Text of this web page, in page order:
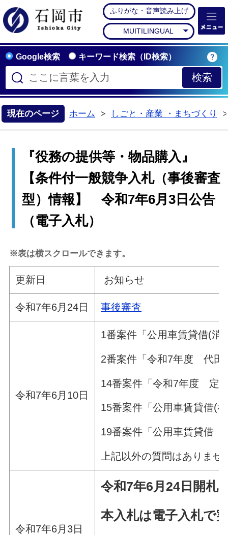
石岡市公式ホームペー
ふりがな・音声読み上げ
MUITILINGUAL
Google検索 キーワード検索（ID検索）
現在のページ ホーム
しごと・産業 ・まちづくり
『役務の提供等・物品購入』
【条件付一般競争入札（事後審査
型）情報】 令和7年6月3日公告
（電子入札）
※表は横スクロールできます。
更新日 お知らせ
令和7年6月24日 事後審査
令和7年6月10日
1番案件「公用車賃貸借(消
2番案件「令和7年度 代田
14番案件「令和7年度 定
15番案件「公用車賃貸借(
19番案件「公用車賃貸借
上記以外の質問はありませ
令和7年6月3日
令和7年6月24 日 開札
本入札は電子入札で